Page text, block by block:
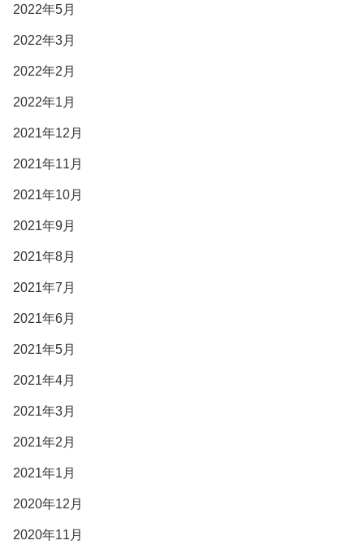
2022年5月
2022年3月
2022年2月
2022年1月
2021年12月
2021年11月
2021年10月
2021年9月
2021年8月
2021年7月
2021年6月
2021年5月
2021年4月
2021年3月
2021年2月
2021年1月
2020年12月
2020年11月